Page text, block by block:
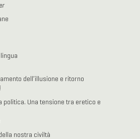
dell’illusione e ritorno
politica. Una tensione tra eretico e
nostra civiltà